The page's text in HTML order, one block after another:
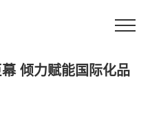
倾力赋能国际化品